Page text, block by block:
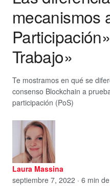
mecanismos
Trabajo»
Te mostramos en qué se
consenso Blockchain a
participación (PoS)
Laura Massina
septiembre 7, 2022 · 6 min